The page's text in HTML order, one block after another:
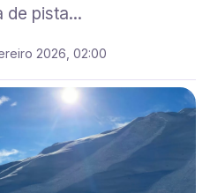
de pista...
2026, 02:00